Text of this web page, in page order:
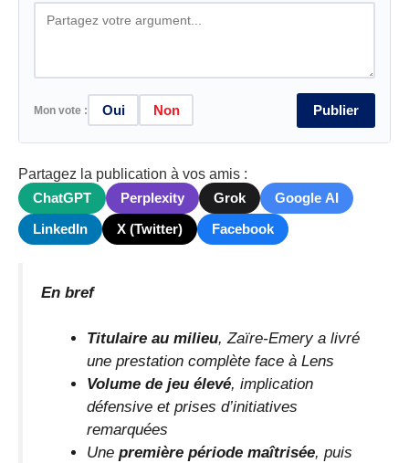
Mon vote : Oui Non Publier
Partagez la publication à vos amis :
ChatGPT
Perplexity Grok
Google AI
LinkedIn
X (Twitter) Facebook
En bref
Titulaire au milieu, Zaïre-Emery a livré
une prestation complète face à Lens
Volume de jeu élevé, implication
défensive et prises d’initiatives
remarquées
Unepremière période maîtrisée, puis